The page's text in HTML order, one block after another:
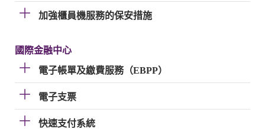
加強櫃員機服務的保安措施
國際金融中心
電子帳單及繳費服務（EBPP）
電子支票
快速支付系統